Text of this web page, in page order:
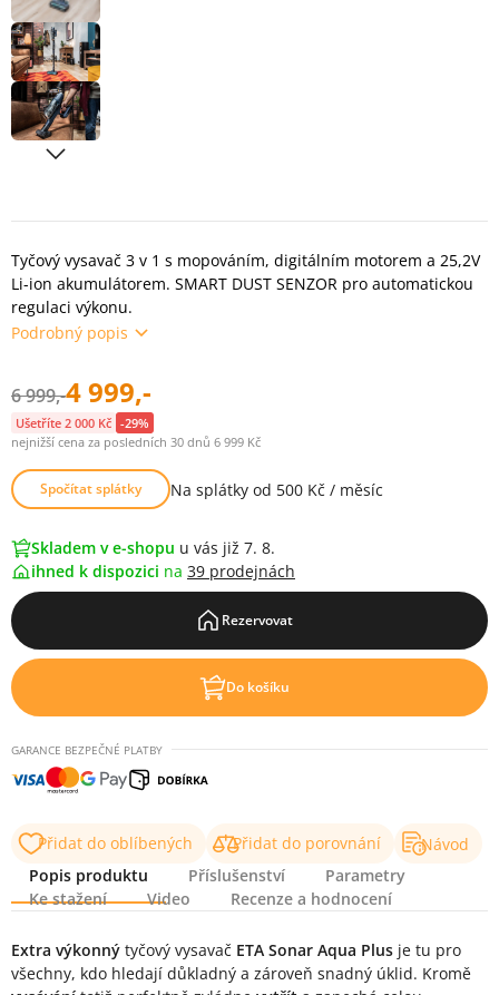
Tyčový vysavač 3 v 1 s mopováním, digitálním motorem a 25,2V
Li-ion akumulátorem. SMART DUST SENZOR pro automatickou
regulaci výkonu.
Podrobný popis
6 999,-4 999,-
Ušetříte 2 000 Kč -29%
nejnižší cena za posledních 30 dnů 6 999 Kč
Spočítat splátky Na splátky od 500 Kč / měsíc
Skladem v e-shopu u vás již 7. 8.
ihned k dispozici na 39 prodejnách
Rezervovat
Do košíku
GARANCE BEZPEČNÉ PLATBY
Přidat do oblíbených Přidat do porovnání
Návod
Popis produktu
Příslušenství
Parametry
Ke stažení
Video Recenze a hodnocení
Popis produktu
Extra výkonný tyčový vysavač ETA Sonar Aqua Plus je tu pro
všechny, kdo hledají důkladný a zároveň snadný úklid. Kromě